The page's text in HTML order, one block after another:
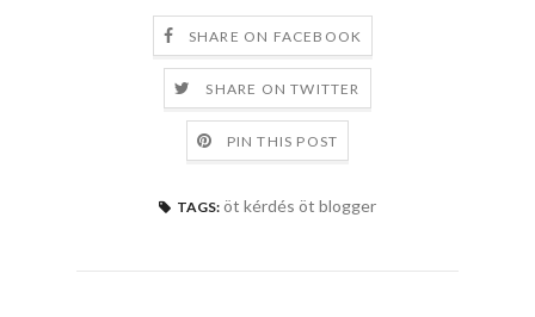
SHARE ON FACEBOOK
SHARE ON TWITTER
PIN THIS POST
TAGS: öt kérdés öt blogger